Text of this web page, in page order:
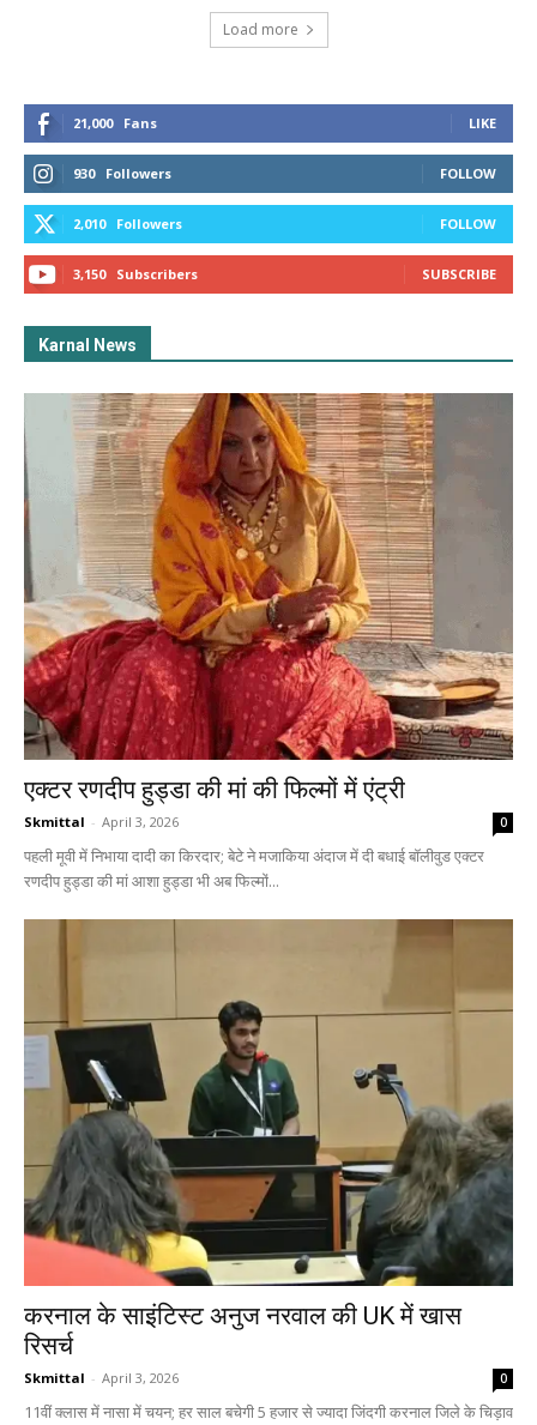
Load more
21,000 Fans LIKE
930 Followers FOLLOW
2,010 Followers FOLLOW
3,150 Subscribers SUBSCRIBE
Karnal News
एक्टर रणदीप हुड्डा की मां की फिल्मों में एंट्री
Skmittal - April 3, 2026 0
पहली मूवी में निभाया दादी का किरदार; बेटे ने मजाकिया अंदाज में दी बधाई बॉलीवुड एक्टर
रणदीप हुड्डा की मां आशा हुड्डा भी अब फिल्मों...
करनाल के साइंटिस्ट अनुज नरवाल की UK में खास
रिसर्च
Skmittal - April 3, 2026 0
11वीं क्लास में नासा में चयन; हर साल बचेगी 5 हजार से ज्यादा जिंदगी करनाल जिले के चिड़ाव